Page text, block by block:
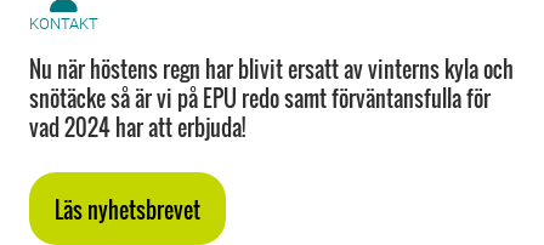
KONTAKT
Nu när höstens regn har blivit ersatt av vinterns kyla och
snötäcke så är vi på EPU redo samt förväntansfulla för
vad 2024 har att erbjuda!
Läs nyhetsbrevet